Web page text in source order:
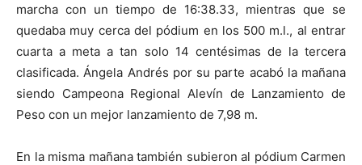
marcha con un tiempo de 16:38.33, mientras que se
quedaba muy cerca del pódium en los 500 m.l., al entrar
cuarta a meta a tan solo 14 centésimas de la tercera
clasificada. Ángela Andrés por su parte acabó la mañana
siendo Campeona Regional Alevín de Lanzamiento de
Peso con un mejor lanzamiento de 7,98 m.
En la misma mañana también subieron al pódium Carmen